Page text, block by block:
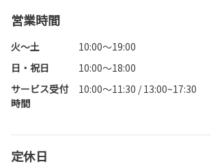
営業時間
火～土
10:00～19:00
日・祝日
10:00～18:00
サービス受付
時間
10:00～11:30 / 13:00~17:30
定休日